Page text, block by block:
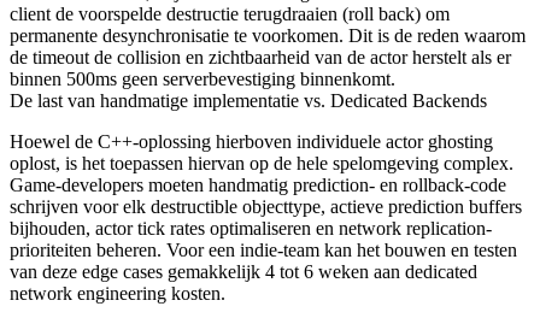
client de voorspelde destructie terugdraaien (roll back) om
permanente desynchronisatie te voorkomen. Dit is de reden waarom
de timeout de collision en zichtbaarheid van de actor herstelt als er
binnen 500ms geen serverbevestiging binnenkomt.
De last van handmatige implementatie vs. Dedicated Backends
Hoewel de C++-oplossing hierboven individuele actor ghosting
oplost, is het toepassen hiervan op de hele spelomgeving complex.
Game-developers moeten handmatig prediction- en rollback-code
schrijven voor elk destructible objecttype, actieve prediction buffers
bijhouden, actor tick rates optimaliseren en network replication-
prioriteiten beheren. Voor een indie-team kan het bouwen en testen
van deze edge cases gemakkelijk 4 tot 6 weken aan dedicated
network engineering kosten.